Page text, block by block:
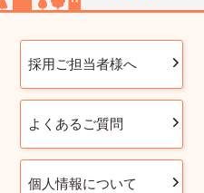
採用ご担当者様へ
よくあるご質問
個人情報について